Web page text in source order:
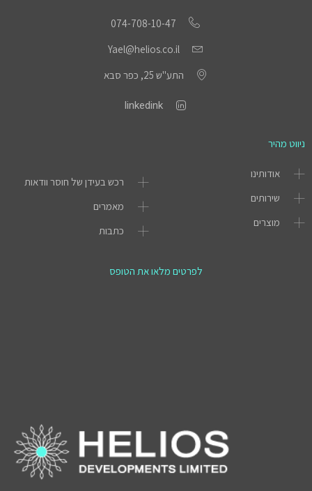
074-708-10-47
Yael@helios.co.il
התע"ש 25, כפר סבא
linkedink
ניווט מהיר
אודותינו
שירותים
מוצרים
רכש בעידן של חוסר וודאות
מאמרים
כתבות
לפרטים מלאו את הטופס